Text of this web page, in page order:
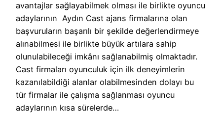
avantajlar sağlayabilmek olması ile birlikte oyuncu
adaylarının Aydın Cast ajans firmalarına olan
başvuruların başarılı bir şekilde değerlendirmeye
alınabilmesi ile birlikte büyük artılara sahip
olunulabileceği imkânı sağlanabilmiş olmaktadır.
Cast firmaları oyunculuk için ilk deneyimlerin
kazanılabildiği alanlar olabilmesinden dolayı bu
tür firmalar ile çalışma sağlanması oyuncu
adaylarının kısa sürelerde…